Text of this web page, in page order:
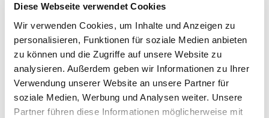
Diese Webseite verwendet Cookies
Wir verwenden Cookies, um Inhalte und Anzeigen zu
personalisieren, Funktionen für soziale Medien anbieten
zu können und die Zugriffe auf unsere Website zu
analysieren. Außerdem geben wir Informationen zu Ihrer
Verwendung unserer Website an unsere Partner für
soziale Medien, Werbung und Analysen weiter. Unsere
Partner führen diese Informationen möglicherweise mit